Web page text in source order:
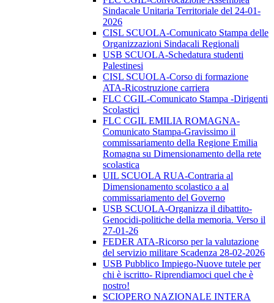
Sindacale Unitaria Territoriale del 24-01-
2026
CISL SCUOLA-Comunicato Stampa delle
Organizzazioni Sindacali Regionali
USB SCUOLA-Schedatura studenti
Palestinesi
CISL SCUOLA-Corso di formazione
ATA-Ricostruzione carriera
FLC CGIL-Comunicato Stampa -Dirigenti
Scolastici
FLC CGIL EMILIA ROMAGNA-
Comunicato Stampa-Gravissimo il
commissariamento della Regione Emilia
Romagna su Dimensionamento della rete
scolastica
UIL SCUOLA RUA-Contraria al
Dimensionamento scolastico a al
commissariamento del Governo
USB SCUOLA-Organizza il dibattito-
Genocidi-politiche della memoria. Verso il
27-01-26
FEDER ATA-Ricorso per la valutazione
del servizio militare Scadenza 28-02-2026
USB Pubblico Impiego-Nuove tutele per
chi è iscritto- Riprendiamoci quel che è
nostro!
SCIOPERO NAZIONALE INTERA